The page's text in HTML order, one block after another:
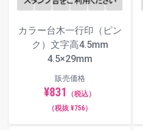
カラー台木一行印（ピン
ク）文字高4.5mm
4.5×29mm
販売価格
¥831
（税込）
（税抜 ¥756）